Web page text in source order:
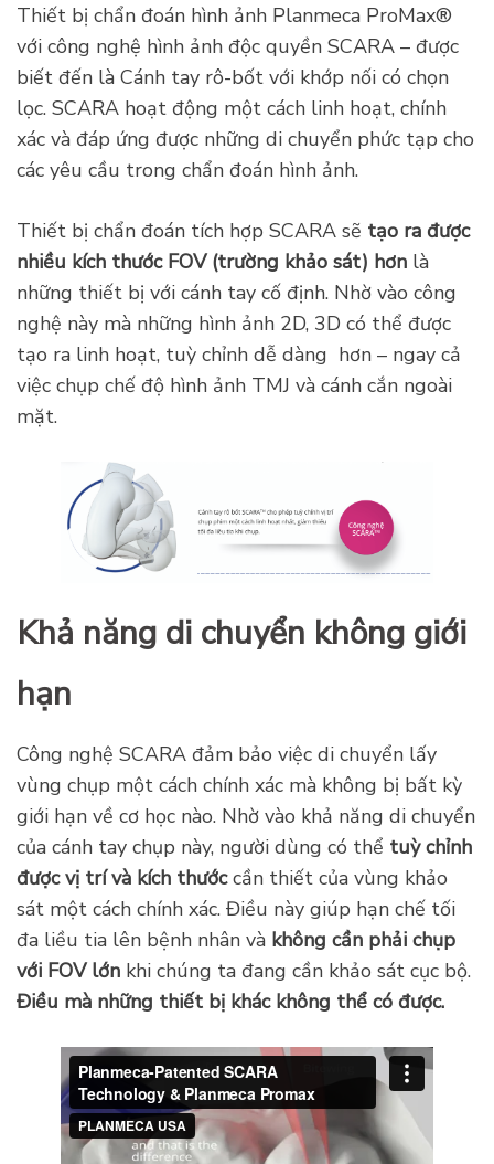
Thiết bị chẩn đoán hình ảnh Planmeca ProMax®
với công nghệ hình ảnh độc quyền SCARA – được
biết đến là Cánh tay rô-bốt với khớp nối có chọn
lọc. SCARA hoạt động một cách linh hoạt, chính
xác và đáp ứng được những di chuyển phức tạp cho
các yêu cầu trong chẩn đoán hình ảnh.
Thiết bị chẩn đoán tích hợp SCARA sẽ tạo ra được
nhiều kích thước FOV (trường khảo sát) hơn là
những thiết bị với cánh tay cố định. Nhờ vào công
nghệ này mà những hình ảnh 2D, 3D có thể được
tạo ra linh hoạt, tuỳ chỉnh dễ dàng hơn – ngay cả
việc chụp chế độ hình ảnh TMJ và cánh cắn ngoài
mặt.
Khả năng di chuyển không giới
hạn
Công nghệ SCARA đảm bảo việc di chuyển lấy
vùng chụp một cách chính xác mà không bị bất kỳ
giới hạn về cơ học nào. Nhờ vào khả năng di chuyển
của cánh tay chụp này, người dùng có thể tuỳ chỉnh
được vị trí và kích thướccần thiết của vùng khảo
sát một cách chính xác. Điều này giúp hạn chế tối
đa liều tia lên bệnh nhân và không cần phải chụp
với FOV lớn khi chúng ta đang cần khảo sát cục bộ.
Điều mà những thiết bị khác không thể có được.